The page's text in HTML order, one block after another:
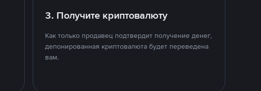
3. Получите криптовалюту
Как только продавец подтвердит получение денег,
депонированная криптовалюта будет переведена
вам.